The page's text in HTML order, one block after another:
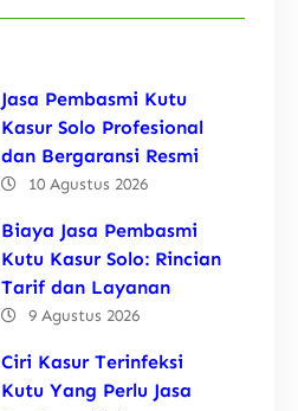
Jasa Pembasmi Kutu
Kasur Solo Profesional
dan Bergaransi Resmi
10 Agustus 2026
Biaya Jasa Pembasmi
Kutu Kasur Solo: Rincian
Tarif dan Layanan
9 Agustus 2026
Ciri Kasur Terinfeksi
Kutu Yang Perlu Jasa